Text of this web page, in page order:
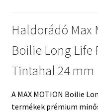
Haldorádó Max
Boilie Long Life
Tintahal 24 mm
A MAX MOTION Boilie
termékek prémium